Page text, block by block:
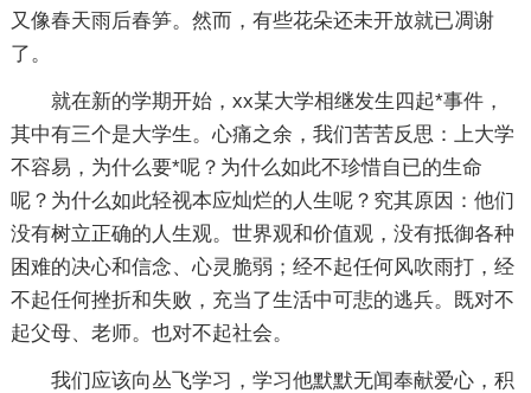
又像春天雨后春笋。然而，有些花朵还未开放就已凋谢
了。
就在新的学期开始，xx某大学相继发生四起*事件，
其中有三个是大学生。心痛之余，我们苦苦反思：上大学
不容易，为什么要*呢？为什么如此不珍惜自已的生命
呢？为什么如此轻视本应灿烂的人生呢？究其原因：他们
没有树立正确的人生观。世界观和价值观，没有抵御各种
困难的决心和信念、心灵脆弱；经不起任何风吹雨打，经
不起任何挫折和失败，充当了生活中可悲的逃兵。既对不
起父母、老师。也对不起社会。
我们应该向丛飞学习，学习他默默无闻奉献爱心，积